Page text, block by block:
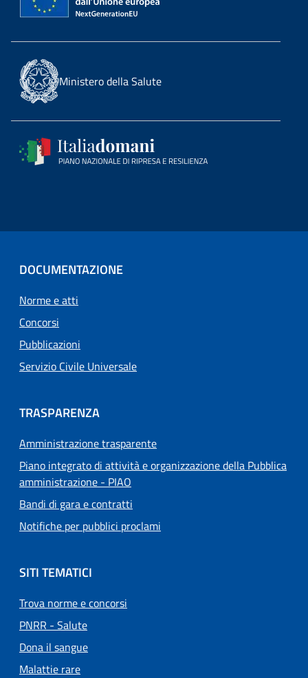
Ministero della Salute
DOCUMENTAZIONE
Norme e atti
Concorsi
Pubblicazioni
Servizio Civile Universale
TRASPARENZA
Amministrazione trasparente
Piano integrato di attività e organizzazione della Pubblica
amministrazione - PIAO
Bandi di gara e contratti
Notifiche per pubblici proclami
SITI TEMATICI
Trova norme e concorsi
PNRR - Salute
Dona il sangue
Malattie rare